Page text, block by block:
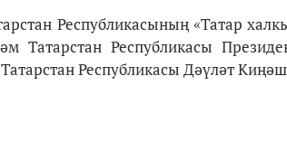
Республикасының «Татар
Татарстан Республикасы
Республикасы Дәүләт